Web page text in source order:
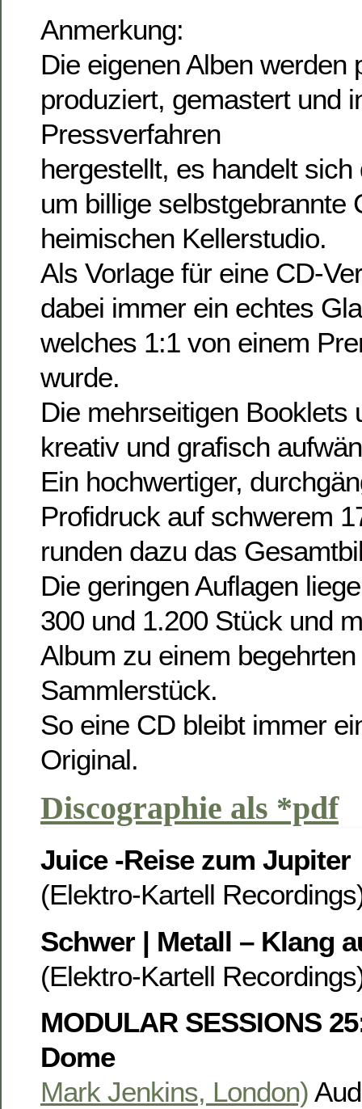
Anmerkung:
Die eigenen Alben werden
produziert, gemastert und
Pressverfahren
hergestellt, es handelt
um billige selbstgebrannte
heimischen Kellerstudio.
Als Vorlage für eine CD-
dabei immer ein echtes
welches 1:1 von einem
wurde.
Die mehrseitigen Booklets
kreativ und grafisch
Ein hochwertiger,
Profidruck auf schwerem
runden dazu das
Die geringen Auflagen
300 und 1.200 Stück und
Album zu einem
Sammlerstück.
So eine CD bleibt immer
Original.
Discographie als *pdf
Juice -Reise zum Jupiter
(Elektro-Kartell
Schwer | Metall – Klang
(Elektro-Kartell
MODULAR SESSIONS
Dome
Mark Jenkins, London)